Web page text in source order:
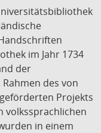
im Jahr 1734
der
des von
Projekts
volkssprachlichen
in einem